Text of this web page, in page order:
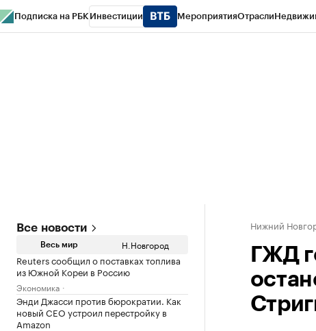
Подписка на РБК Инвестиции МероприятияОтрасли
Все новости
Весь мир Н.Новгород
Reuters сообщил о поставках топлива
из Южной Кореи в Россию
Экономика
Энди Джасси против бюрократии. Как
новый CEO устроил перестройку в
Amazon
Нижний
ГЖД